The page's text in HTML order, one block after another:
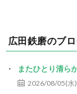
広田鉄磨のブ
またひとり清ら
2026/08/05(水)